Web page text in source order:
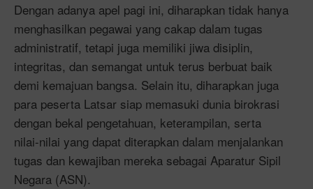
Dengan adanya apel pagi ini, diharapkan tidak hanya
menghasilkan pegawai yang cakap dalam tugas
administratif, tetapi juga memiliki jiwa disiplin,
integritas, dan semangat untuk terus berbuat baik
demi kemajuan bangsa. Selain itu, diharapkan juga
para peserta Latsar siap memasuki dunia birokrasi
dengan bekal pengetahuan, keterampilan, serta
nilai-nilai yang dapat diterapkan dalam menjalankan
tugas dan kewajiban mereka sebagai Aparatur Sipil
Negara (ASN).